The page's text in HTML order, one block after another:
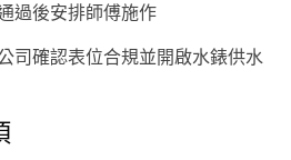
過後安排師傅施作
司確認表位合規並開啟水錶供水